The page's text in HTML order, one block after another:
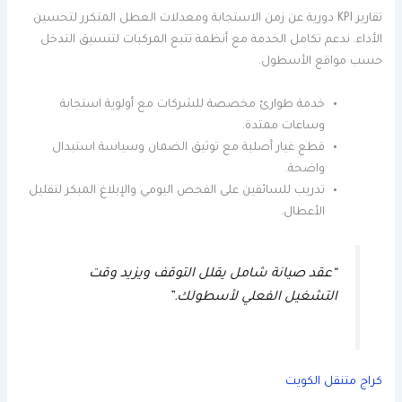
تقارير KPI دورية عن زمن الاستجابة ومعدلات العطل المتكرر لتحسين
الأداء. ندعم تكامل الخدمة مع أنظمة تتبع المركبات لتنسيق التدخل
حسب مواقع الأسطول.
خدمة طوارئ مخصصة للشركات مع أولوية استجابة
وساعات ممتدة.
قطع غيار أصلية مع توثيق الضمان وسياسة استبدال
واضحة.
تدريب للسائقين على الفحص اليومي والإبلاغ المبكر لتقليل
الأعطال.
“عقد صيانة شامل يقلل التوقف ويزيد وقت
التشغيل الفعلي لأسطولك.”
كراج متنقل الكويت